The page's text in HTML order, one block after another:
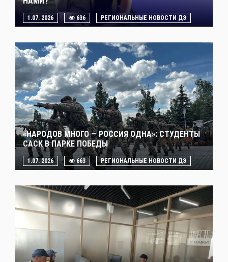
1.07. 2026 636 РЕГИОНАЛЬНЫЕ НОВОСТИ ДЭ
«НАРОДОВ МНОГО — РОССИЯ ОДНА»: СТУДЕНТЫ
САСК В ПАРКЕ ПОБЕДЫ
1.07. 2026 663 РЕГИОНАЛЬНЫЕ НОВОСТИ ДЭ